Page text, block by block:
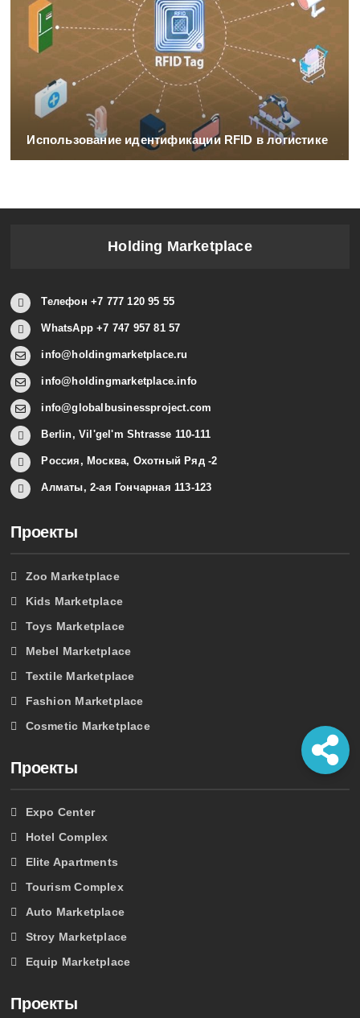
Использование идентификации RFID в логистике
Holding Marketplace
Телефон +7 777 120 95 55
WhatsApp +7 747 957 81 57
info@holdingmarketplace.ru
info@holdingmarketplace.info
info@globalbusinessproject.com
Berlin, Vil'gel'm Shtrasse 110-111
Россия, Москва, Охотный Ряд -2
Алматы, 2-ая Гончарная 113-123
Проекты
Zoo Marketplace
Kids Marketplace
Toys Marketplace
Mebel Marketplace
Textile Marketplace
Fashion Marketplace
Cosmetic Marketplace
Проекты
Expo Center
Hotel Complex
Elite Apartments
Tourism Complex
Auto Marketplace
Stroy Marketplace
Equip Marketplace
Проекты